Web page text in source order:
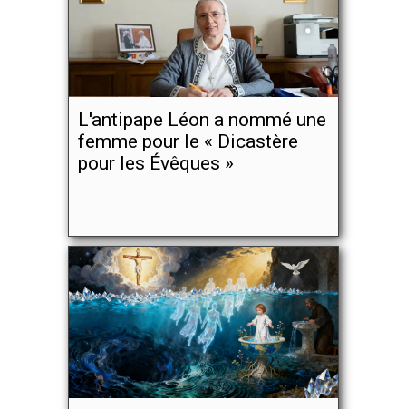
L'antipape Léon a nommé une
femme pour le « Dicastère
pour les Évêques »